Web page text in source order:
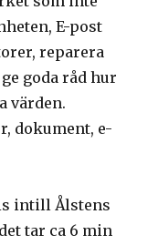
E-post
reparera
goda råd hur
värden.
dokument, e-
intill Ålstens
tar ca 6 min